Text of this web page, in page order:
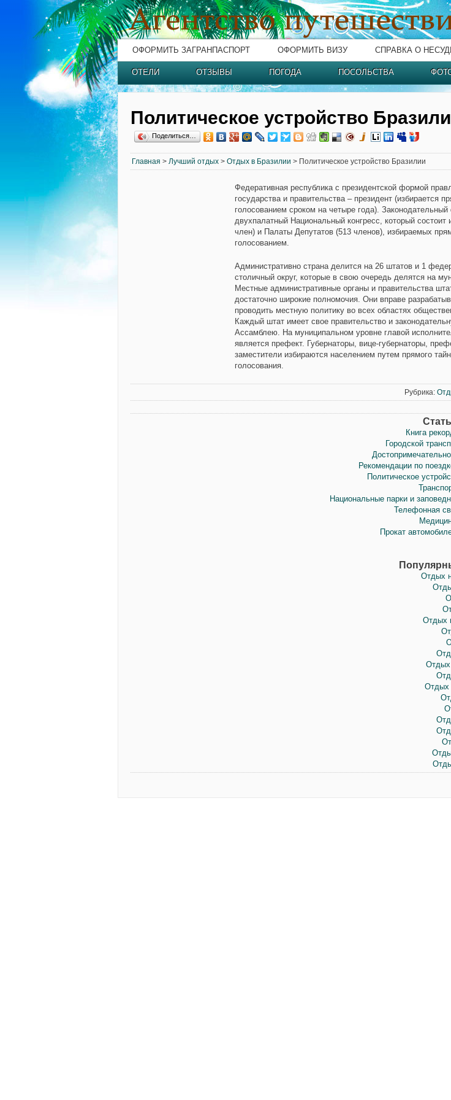
ОФОРМИТЬ ЗАГРАНПАСПОРТ ОФОРМИТЬ ВИЗУ СПРАВКА О
ОТЕЛИ ОТЗЫВЫ ПОГОДА ПОСОЛЬСТВА
Политическое устройство
Поделиться…
Главная > Лучший отдых > Отдых в Бразилии > Политическое устройство Бразилии
Федеративная республика с президентской формой
государства и правительства – президент (избирается
голосованием сроком на четыре года). Законодательный
двухпалатный Национальный конгресс, который состоит
член) и Палаты Депутатов (513 членов), избираемых
голосованием.
Административно страна делится на 26 штатов и 1
столичный округ, которые в свою очередь делятся на
Местные административные органы и правительства
достаточно широкие полномочия. Они вправе
проводить местную политику во всех областях
Каждый штат имеет свое правительство и
Ассамблею. На муниципальном уровне главой
является префект. Губернаторы, вице-губернаторы,
заместители избираются населением путем прямого
голосования.
Рубрика:
Книга
Городской
Рекомендации по
Политическое
Национальные парки и
Телефонная
Прокат
Отдых
Отдых
Отдых